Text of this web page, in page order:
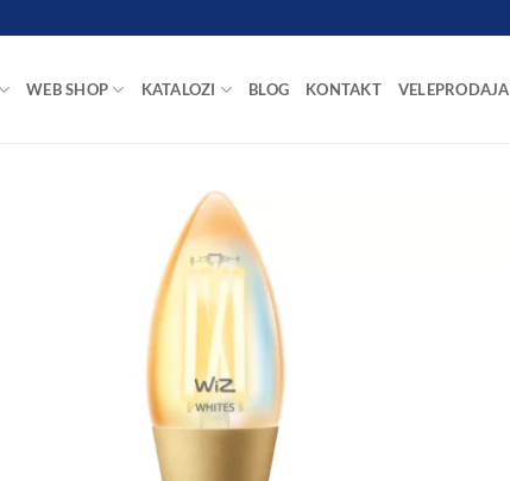
WEB SHOP KATALOZI BLOG KONTAKT VELEPRODAJA